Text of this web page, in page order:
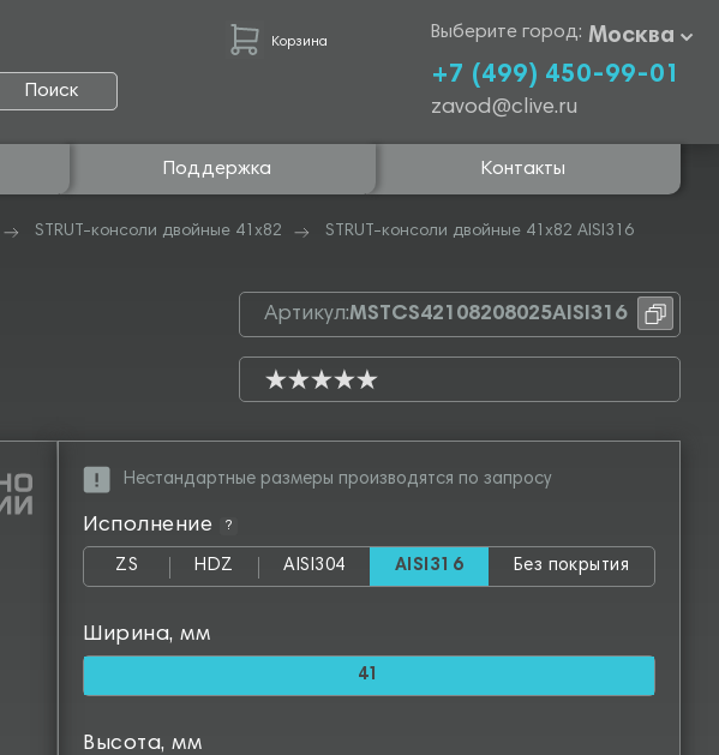
Поиск
Корзина Выберите город: Москва
+7 (499) 450-99-01
zavod@clive.ru
Поддержка Контакты
STRUT-консоли двойные 41х82
STRUT-консоли двойные 41х82 AISI316
Артикул:MSTCS42108208025AISI316
Нестандартные размеры производятся по запросу
Исполнение ?
ZS HDZ AISI304 AISI316 Без покрытия
Ширина, мм
41
Высота, мм